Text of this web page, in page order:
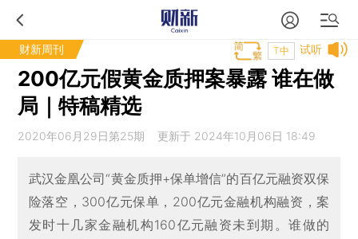
财新周刊 试听
T中
200亿元假黄金质押案暴露 谁在做
局｜特稿精选
2020年06月29日第25期 更新于 2024年10月06日 18:49
武汉金凰公司“黄金质押+保单增信”的百亿元融资双保
险落空，300亿元保单，200亿元金融机构融资，案
发时十几家金融机构160亿元融资未到期。谁做的